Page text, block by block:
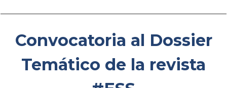
Convocatoria al Dossier
Temático de la revista